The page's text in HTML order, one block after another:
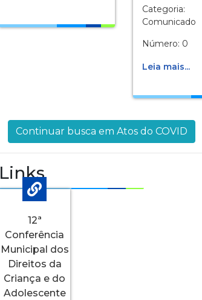
Categoria:
Comunicado
Número: 0
Leia mais...
Continuar busca em Atos do COVID
Links
12ª
Conferência
Municipal dos
Direitos da
Criança e do
Adolescente